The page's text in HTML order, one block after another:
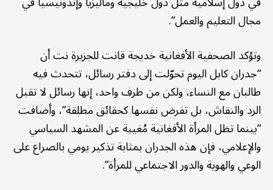
مجال التعليم والعمل”.
وتؤكد الصحفية الأفغانية خديجة قانت للجزيرة نت أن
“جدران كابل اليوم تحوّلت إلى دفتر رسائل، تتحدث فيه
طالبان مع النساء، ولكن من طرف واحد، إنها رسائل لا تقبل
الرد والنقاش، بل تفرض نفسها كحقائق مطلقة”، وأضافت
“بينما تظل المرأة الأفغانية مُغيبة عن المشهد السياسي
والإعلامي، فإن هذه الجدران بمثابة تذكير يومي بالصراع على
الوعي والهوية والدور الاجتماعي للمرأة”.